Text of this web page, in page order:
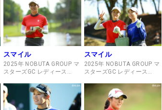
スマイル
2025年 NOBUTA GROUP マ
スターズGC レディース
スマイル
2025年 NOBUTA GROUP マ
スターズGC レディース